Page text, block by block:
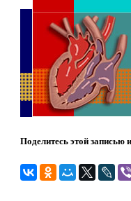
Поделитесь этой записью